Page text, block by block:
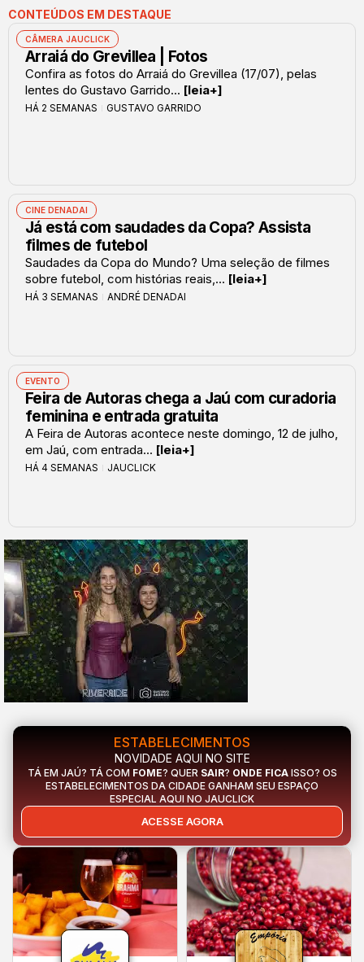
CONTEÚDOS EM DESTAQUE
CÂMERA JAUCLICK
Arraiá do Grevillea | Fotos
Confira as fotos do Arraiá do Grevillea (17/07), pelas
lentes do Gustavo Garrido... [leia+]
HÁ 2 SEMANAS GUSTAVO GARRIDO
CINE DENADAI
Já está com saudades da Copa? Assista
filmes de futebol
Saudades da Copa do Mundo? Uma seleção de filmes
sobre futebol, com histórias reais,... [leia+]
HÁ 3 SEMANAS ANDRÉ DENADAI
EVENTO
Feira de Autoras chega a Jaú com curadoria
feminina e entrada gratuita
A Feira de Autoras acontece neste domingo, 12 de julho,
em Jaú, com entrada... [leia+]
HÁ 4 SEMANAS JAUCLICK
ESTABELECIMENTOS
NOVIDADE AQUI NO SITE
TÁ EM JAÚ? TÁ COM FOME? QUER SAIR? ONDE FICAISSO? OS
ESTABELECIMENTOS DA CIDADE GANHAM SEU ESPAÇO
ESPECIAL AQUI NO JAUCLICK
ACESSE AGORA